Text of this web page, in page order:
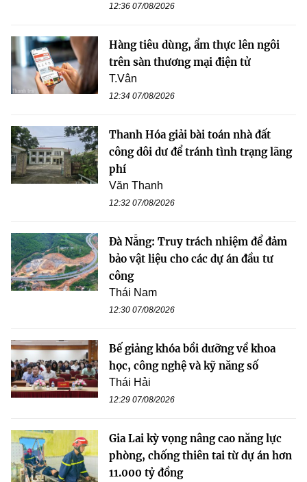
12:36 07/08/2026
Hàng tiêu dùng, ẩm thực lên ngôi
trên sàn thương mại điện tử
T.Vân
12:34 07/08/2026
Thanh Hóa giải bài toán nhà đất
công dôi dư để tránh tình trạng lãng
phí
Văn Thanh
12:32 07/08/2026
Đà Nẵng: Truy trách nhiệm để đảm
bảo vật liệu cho các dự án đầu tư
công
Thái Nam
12:30 07/08/2026
Bế giảng khóa bồi dưỡng về khoa
học, công nghệ và kỹ năng số
Thái Hải
12:29 07/08/2026
Gia Lai kỳ vọng nâng cao năng lực
phòng, chống thiên tai từ dự án hơn
11.000 tỷ đồng